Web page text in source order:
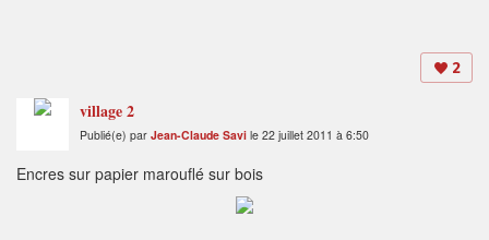
2
village 2
Publié(e) par Jean-Claude Savi le 22 juillet 2011 à 6:50
Encres sur papier marouflé sur bois